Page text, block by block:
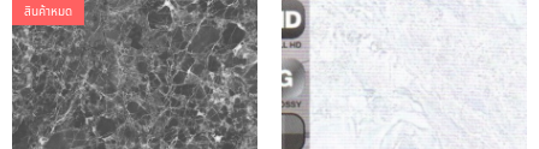
สินค้าหมด